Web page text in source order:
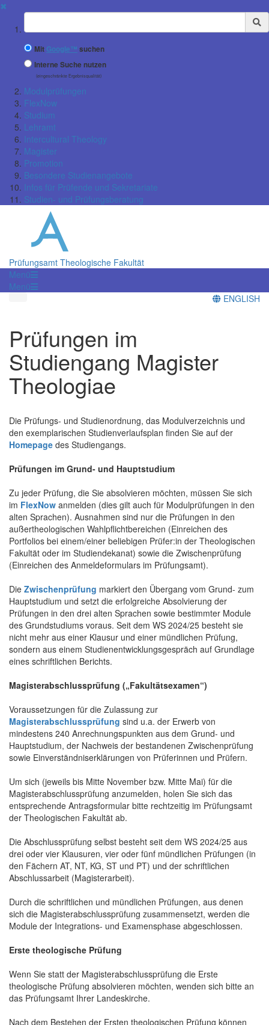
✖
Suchbegriff
Mit Google™ suchen
Interne Suche nutzen
(eingeschränkte Ergebnisqualität)
Modulprüfungen
FlexNow
Studium
Lehramt
Intercultural Theology
Magister
Promotion
Besondere Studienangebote
Infos für Prüfende und Sekretariate
Studien- und Prüfungsberatung
Prüfungsamt Theologische Fakultät
Menü
Menü
ENGLISH
Prüfungen im
Studiengang Magister
Theologiae
Die Prüfungs- und Studienordnung, das Modulverzeichnis und
den exemplarischen Studienverlaufsplan finden Sie auf der
Homepage des Studiengangs.
Prüfungen im Grund- und Hauptstudium
Zu jeder Prüfung, die Sie absolvieren möchten, müssen Sie sich
im FlexNow anmelden (dies gilt auch für Modulprüfungen in den
alten Sprachen). Ausnahmen sind nur die Prüfungen in den
außertheologischen Wahlpflichtbereichen (Einreichen des
Portfolios bei einem/einer beliebigen Prüfer:in der Theologischen
Fakultät oder im Studiendekanat) sowie die Zwischenprüfung
(Einreichen des Anmeldeformulars im Prüfungsamt).
Die Zwischenprüfung markiert den Übergang vom Grund- zum
Hauptstudium und setzt die erfolgreiche Absolvierung der
Prüfungen in den drei alten Sprachen sowie bestimmter Module
des Grundstudiums voraus. Seit dem WS 2024/25 besteht sie
nicht mehr aus einer Klausur und einer mündlichen Prüfung,
sondern aus einem Studienentwicklungsgespräch auf Grundlage
eines schriftlichen Berichts.
Magisterabschlussprüfung („Fakultätsexamen“)
Voraussetzungen für die Zulassung zur
Magisterabschlussprüfung sind u.a. der Erwerb von
mindestens 240 Anrechnungspunkten aus dem Grund- und
Hauptstudium, der Nachweis der bestandenen Zwischenprüfung
sowie Einverständniserklärungen von Prüferinnen und Prüfern.
Um sich (jeweils bis Mitte November bzw. Mitte Mai) für die
Magisterabschlussprüfung anzumelden, holen Sie sich das
entsprechende Antragsformular bitte rechtzeitig im Prüfungsamt
der Theologischen Fakultät ab.
Die Abschlussprüfung selbst besteht seit dem WS 2024/25 aus
drei oder vier Klausuren, vier oder fünf mündlichen Prüfungen (in
den Fächern AT, NT, KG, ST und PT) und der schriftlichen
Abschlussarbeit (Magisterarbeit).
Durch die schriftlichen und mündlichen Prüfungen, aus denen
sich die Magisterabschlussprüfung zusammensetzt, werden die
Module der Integrations- und Examensphase abgeschlossen.
Erste theologische Prüfung
Wenn Sie statt der Magisterabschlussprüfung die Erste
theologische Prüfung absolvieren möchten, wenden sich bitte an
das Prüfungsamt Ihrer Landeskirche.
Nach dem Bestehen der Ersten theologischen Prüfung können